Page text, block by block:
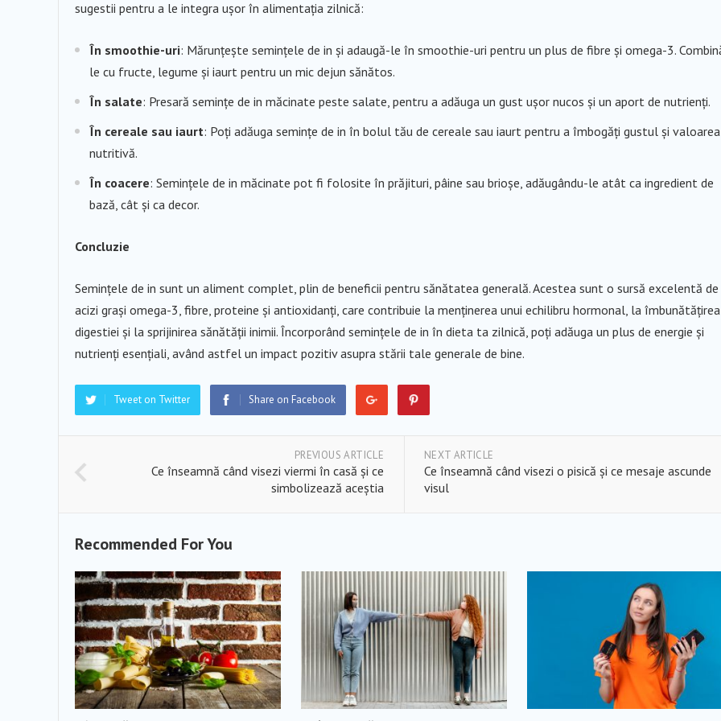
sugestii pentru a le integra ușor în alimentația zilnică:
În smoothie-uri: Mărunțește semințele de in și adaugă-le în smoothie-uri pentru un plus de fibre și omega-3.
le cu fructe, legume și iaurt pentru un mic dejun sănătos.
În salate: Presară semințe de in măcinate peste salate, pentru a adăuga un gust ușor nucos și un aport de nutrienți.
În cereale sau iaurt: Poți adăuga semințe de in în bolul tău de cereale sau iaurt pentru a îmbogăți gustul și valoarea
nutritivă.
În coacere: Semințele de in măcinate pot fi folosite în prăjituri, pâine sau brioșe, adăugându-le atât ca ingredient de
bază, cât și ca decor.
Concluzie
Semințele de in sunt un aliment complet, plin de beneficii pentru sănătatea generală. Acestea sunt o sursă excelentă de
acizi grași omega-3, fibre, proteine și antioxidanți, care contribuie la menținerea unui echilibru hormonal, la îmbunătățirea
digestiei și la sprijinirea sănătății inimii. Încorporând semințele de in în dieta ta zilnică, poți adăuga un plus de energie și
nutrienți esențiali, având astfel un impact pozitiv asupra stării tale generale de bine.
Tweet on Twitter Share on Facebook
PREVIOUS ARTICLE
Ce înseamnă când visezi viermi în casă și ce
simbolizează aceștia
NEXT ARTICLE
Ce înseamnă când visezi o pisică și ce mesaje ascunde
visul
Recommended For You